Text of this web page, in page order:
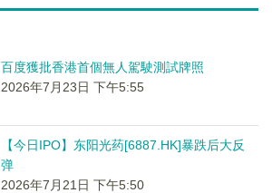
百度獲批香港首個無人駕駛測試牌照
2026年7月23日 下午5:55
【今日IPO】东阳光药[6887.HK]暴跌后大反
弹
2026年7月21日 下午5:50